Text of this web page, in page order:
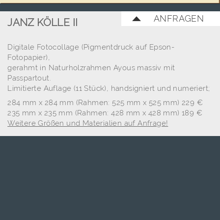
ANFRAGEN
JANZ KÖLLE II
Digitale Fotocollage (Pigmentdruck auf Epson-
Fotopapier),
gerahmt in Naturholzrahmen Ayous massiv mit
Passpartout.
Limitierte Auflage (11 Stück), handsigniert und numeriert;
284 mm x 284 mm (Rahmen: 525 mm x 525 mm) 229 €
235 mm x 235 mm (Rahmen: 428 mm x 428 mm) 189 €
Weitere Größen und Materialien auf Anfrage!